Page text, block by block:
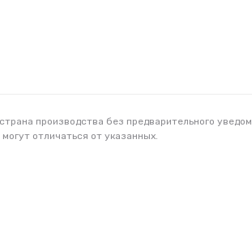
производства без предварительного
отличаться от указанных.